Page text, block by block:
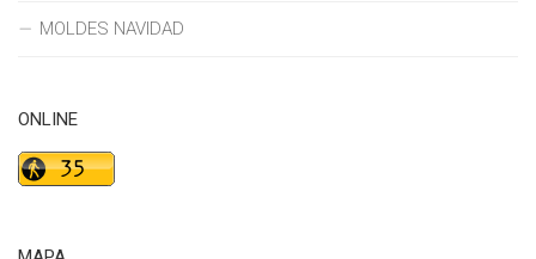
MOLDES NAVIDAD
ONLINE